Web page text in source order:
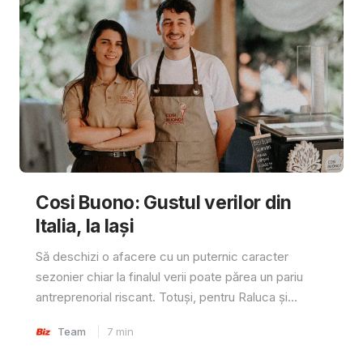
Cosi Buono: Gustul verilor din
Italia, la Iași
Să deschizi o afacere cu un puternic caracter
sezonier chiar la finalul verii poate părea un pariu
antreprenorial riscant. Totuși, pentru Raluca și...
Team 7 min